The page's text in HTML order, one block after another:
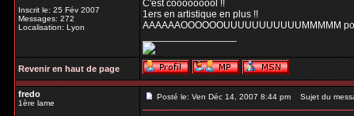
Inscrit le: 25 Fév 2007
Messages: 272
Localisation: Lyon
C'est cooooooool !!
1ers en artistique en plus !!
AAAAAAOOOOOOUUUUUUUUUUUMMMMM
_________________
Revenir en haut de page
fredo
1ère lame
Posté le: Ven Déc 14, 2007 8:44 pm Sujet du